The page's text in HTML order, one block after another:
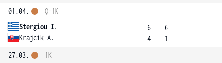
01.04.
Stergiou I.
Krajcik A.
Q-1K
6
4
6
1
27.03.
1K